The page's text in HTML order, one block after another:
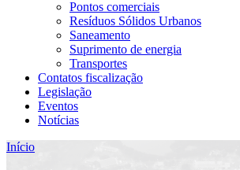
Pontos comerciais
Resíduos Sólidos Urbanos
Saneamento
Suprimento de energia
Transportes
Contatos fiscalização
Legislação
Eventos
Notícias
Início